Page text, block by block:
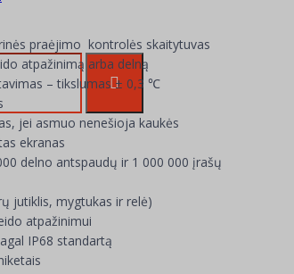
praėjimo kontrolės skaitytuvas
atpažinimą arba delną
– tikslumas ± 0,3 ℃
jei asmuo nenešioja kaukės
ekranas
delno antspaudų ir 1 000 000 įrašų
jutiklis, mygtukas ir relė)
atpažinimui
IP68 standartą